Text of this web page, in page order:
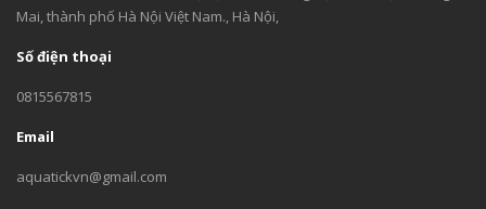
Mai, thành phố Hà Nội Việt Nam., Hà Nội,
Số điện thoại
0815567815
Email
aquatickvn@gmail.com